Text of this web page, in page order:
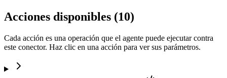
Acciones disponibles (10)
Cada acción es una operación que el agente puede ejecutar contra
este conector. Haz clic en una acción para ver sus parámetros.